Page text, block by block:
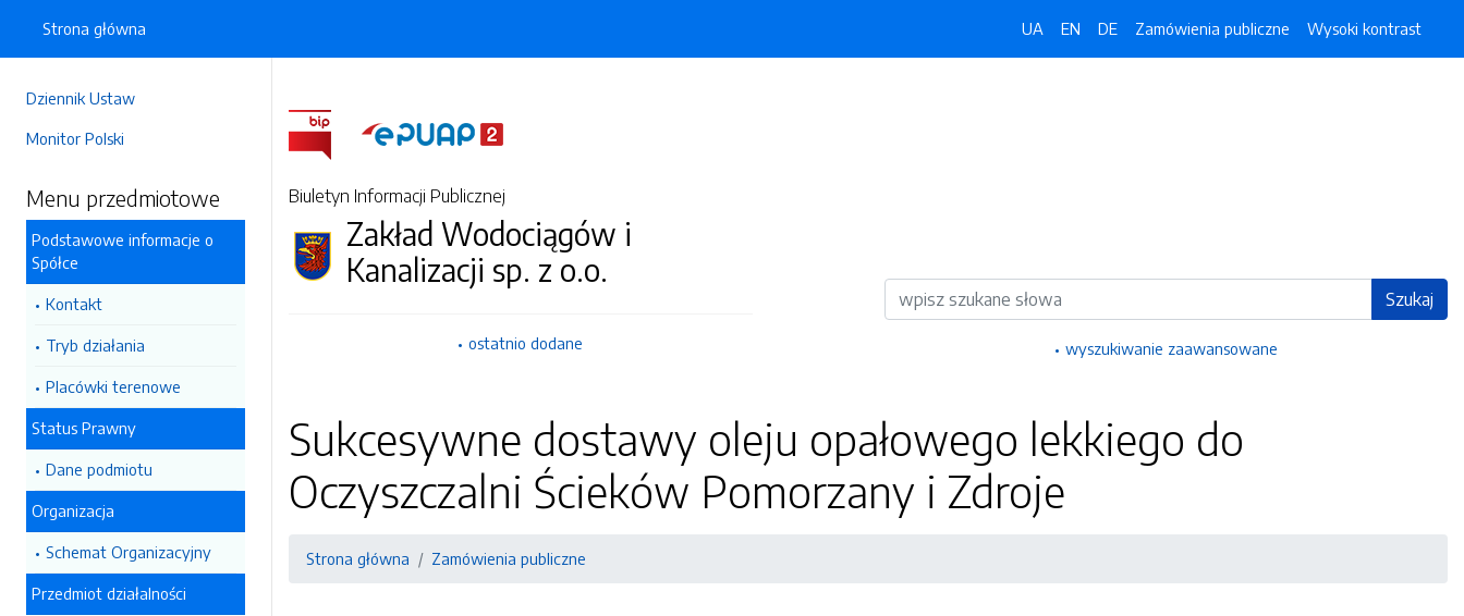
Dziennik Ustaw
Monitor Polski
Menu przedmiotowe
Podstawowe informacje o
Spółce
Kontakt
Tryb działania
Placówki terenowe
Status Prawny
Dane podmiotu
Organizacja
Schemat Organizacyjny
Przedmiot działalności
Strona główna UA EN DE Zamówienia publiczne Wysoki kontrast
Biuletyn Informacji Publicznej
Zakład Wodociągów i
Kanalizacji sp. z o.o.
ostatnio dodane
Wyszukiwarka Szukaj
wyszukiwanie zaawansowane
Sukcesywne dostawy oleju opałowego lekkiego do
Oczyszczalni Ścieków Pomorzany i Zdroje
Strona główna Zamówienia publiczne